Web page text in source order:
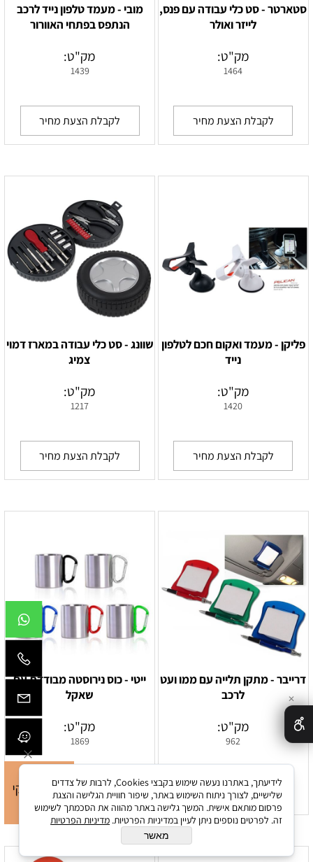
סטארטר - סט כלי עבודה עם פנס,
לייזר ואולר
מק"ט:
1464
לקבלת הצעת מחיר
מובי - מעמד טלפון נייד לרכב
הנתפס בפתחי האוורור
מק"ט:
1439
לקבלת הצעת מחיר
פליקן - מעמד ואקום חכם לטלפון
נייד
מק"ט:
1420
לקבלת הצעת מחיר
שוונג - סט כלי עבודה במארז דמוי
צמיג
מק"ט:
1217
לקבלת הצעת מחיר
דרייבר - מתקן תלייה עם ממו ועט
לרכב
מק"ט:
962
לקבלת הצעת מחיר
ייטי - כוס נירוסטה מבודדת עם
שאקל
מק"ט:
1869
לקבלת הצעת מחיר
✕
לידיעתך, באתרנו נעשה שימוש בקבצי Cookies, לרבות של צדדים
שלישיים, לצורך ניתוח השימוש באתר, שיפור חוויית הגלישה והצגת
פרסום מותאם אישית. המשך גלישה באתר מהווה את הסכמתך לשימוש
זה. לפרטים נוספים ניתן לעיין במדיניות הפרטיות. מדיניות הפרטיות
מאשר